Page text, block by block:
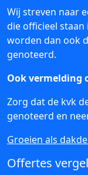
Wij streven naar
die officieel staan
worden dan ook
genoteerd.
Ook vermelding
Zorg dat de kvk
genoteerd en
Groeien als
Offertes